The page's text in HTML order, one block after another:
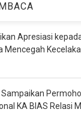
Apresiasi
Mencegah
Sampaikan
KA BIAS Relasi